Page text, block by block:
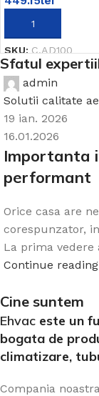
ADAUGĂ ÎN COȘ
SKU:C.AD100
Sfatul
admin
Solutii calitate
19 ian. 2026
16.01.2026
Importanta
performant
Orice casa are
corespunzator,
La prima vedere
Continue reading
Cine suntem
Ehvac este un
bogata de
climatizare,
Compania